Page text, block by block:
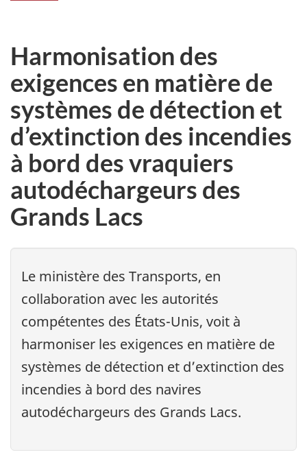
Harmonisation des
exigences en matière de
systèmes de détection et
d’extinction des incendies
à bord des vraquiers
autodéchargeurs des
Grands Lacs
Le ministère des Transports, en
collaboration avec les autorités
compétentes des États-Unis, voit à
harmoniser les exigences en matière de
systèmes de détection et d’extinction des
incendies à bord des navires
autodéchargeurs des Grands Lacs.